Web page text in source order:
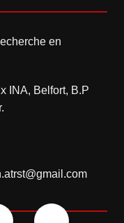
en
INA, Belfort, B.P